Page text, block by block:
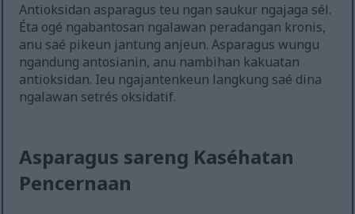
Antioksidan asparagus teu ngan saukur ngajaga sél.
Éta ogé ngabantosan ngalawan peradangan kronis,
anu saé pikeun jantung anjeun. Asparagus wungu
ngandung antosianin, anu nambihan kakuatan
antioksidan. Ieu ngajantenkeun langkung saé dina
ngalawan setrés oksidatif.
Asparagus sareng Kaséhatan
Pencernaan